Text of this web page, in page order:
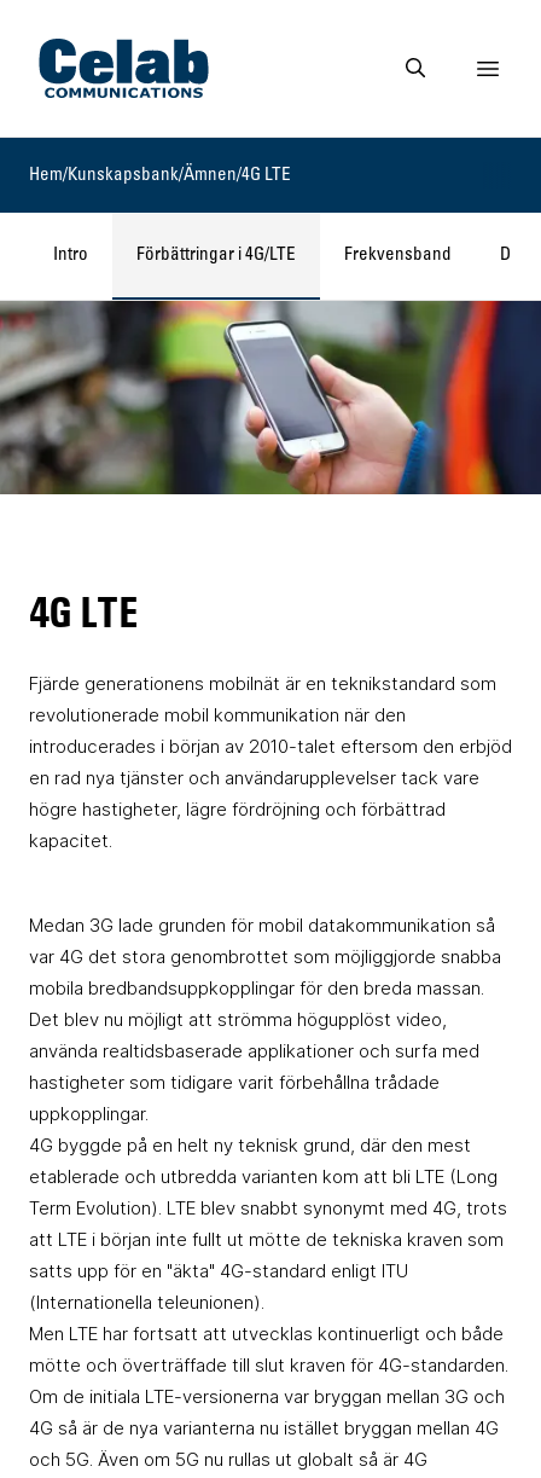
Gå till startsidan
Gå till söksidan
Visa
Hem/Kunskapsbank/Ämnen/4G LTE
Intro Förbättringar i 4G/LTE Frekvensband
4G LTE
Fjärde generationens mobilnät är en teknikstandard som
revolutionerade mobil kommunikation när den
introducerades i början av 2010-talet eftersom den erbjöd
en rad nya tjänster och användarupplevelser tack vare
högre hastigheter, lägre fördröjning och förbättrad
kapacitet.
Medan 3G lade grunden för mobil datakommunikation så
var 4G det stora genombrottet som möjliggjorde snabba
mobila bredbandsuppkopplingar för den breda massan.
Det blev nu möjligt att strömma högupplöst video,
använda realtidsbaserade applikationer och surfa med
hastigheter som tidigare varit förbehållna trådade
uppkopplingar.
4G byggde på en helt ny teknisk grund, där den mest
etablerade och utbredda varianten kom att bli LTE (Long
Term Evolution). LTE blev snabbt synonymt med 4G, trots
att LTE i början inte fullt ut mötte de tekniska kraven som
satts upp för en "äkta" 4G-standard enligt ITU
(Internationella teleunionen).
Men LTE har fortsatt att utvecklas kontinuerligt och både
mötte och överträffade till slut kraven för 4G-standarden.
Om de initiala LTE-versionerna var bryggan mellan 3G och
4G så är de nya varianterna nu istället bryggan mellan 4G
och 5G. Även om 5G nu rullas ut globalt så är 4G